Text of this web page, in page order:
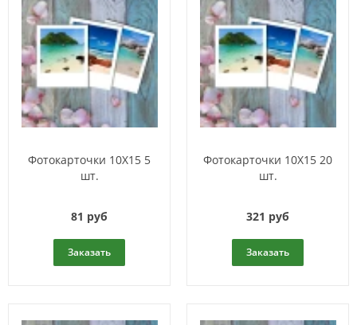
Фотокарточки 10Х15 5
шт.
81 руб
Заказать
Фотокарточки 10Х15 20
шт.
321 руб
Заказать